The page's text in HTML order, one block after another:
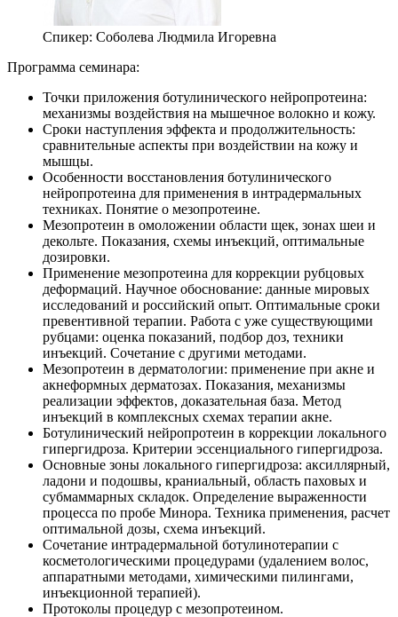
Спикер: Соболева Людмила Игоревна
Программа семинара:
Точки приложения ботулинического нейропротеина:
механизмы воздействия на мышечное волокно и кожу.
Сроки наступления эффекта и продолжительность:
сравнительные аспекты при воздействии на кожу и
мышцы.
Особенности восстановления ботулинического
нейропротеина для применения в интрадермальных
техниках. Понятие о мезопротеине.
Мезопротеин в омоложении области щек, зонах шеи и
декольте. Показания, схемы инъекций, оптимальные
дозировки.
Применение мезопротеина для коррекции рубцовых
деформаций. Научное обоснование: данные мировых
исследований и российский опыт. Оптимальные сроки
превентивной терапии. Работа с уже существующими
рубцами: оценка показаний, подбор доз, техники
инъекций. Сочетание с другими методами.
Мезопротеин в дерматологии: применение при акне и
акнеформных дерматозах. Показания, механизмы
реализации эффектов, доказательная база. Метод
инъекций в комплексных схемах терапии акне.
Ботулинический нейропротеин в коррекции локального
гипергидроза. Критерии эссенциального гипергидроза.
Основные зоны локального гипергидроза: аксиллярный,
ладони и подошвы, краниальный, область паховых и
субмаммарных складок. Определение выраженности
процесса по пробе Минора. Техника применения, расчет
оптимальной дозы, схема инъекций.
Сочетание интрадермальной ботулинотерапии с
косметологическими процедурами (удалением волос,
аппаратными методами, химическими пилингами,
инъекционной терапией).
Протоколы процедур с мезопротеином.